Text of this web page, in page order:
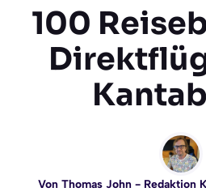
100
Von Thomas John- Redaktion